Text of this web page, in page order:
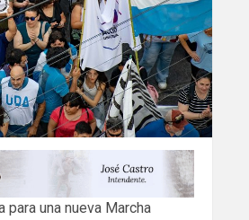
para una nueva Marcha